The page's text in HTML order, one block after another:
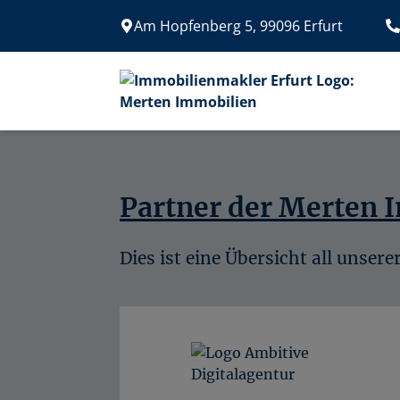
Am Hopfenberg 5, 99096 Erfurt
Partner der Merten
Dies ist eine Übersicht all